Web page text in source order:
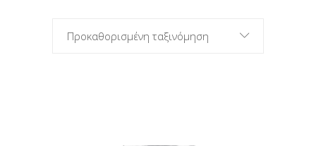
Προκαθορισμένη ταξινόμηση